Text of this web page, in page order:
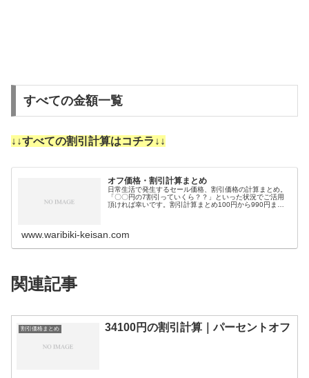
すべての金額一覧
↓↓すべての割引計算はコチラ↓↓
オフ価格・割引計算まとめ
日常生活で発生するセール価格、割引価格の計算まとめ。
「〇〇円の7割引っていくら？？」といった状況でご活用
頂ければ幸いです。割引計算まとめ100円から990円まで
www.waribiki-keisan.com
関連記事
割引価格まとめ 34100円の割引計算｜パーセントオフ